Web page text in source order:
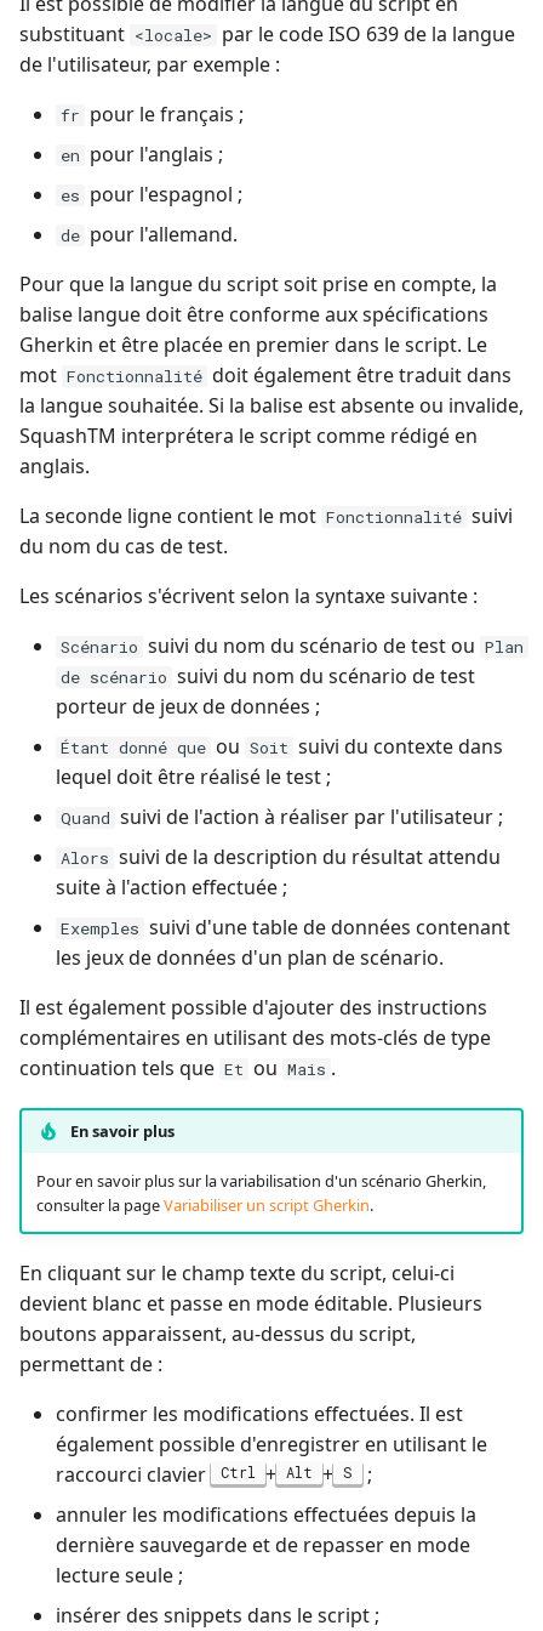
c
OpenID Connect
SAML
SCM Git
SquashTM Premium
Workflow
Xsquash4Jira
Xsquash
substituant <locale> par le code ISO 639 de la langue
de l'utilisateur, par exemple :
fr pour le français ;
en pour l'anglais ;
es pour l'espagnol ;
de pour l'allemand.
Pour que la langue du script soit prise en compte, la
balise langue doit être conforme aux spécifications
Gherkin et être placée en premier dans le script. Le
mot Fonctionnalité doit également être traduit dans
la langue souhaitée. Si la balise est absente ou invalide,
SquashTM interprétera le script comme rédigé en
anglais.
La seconde ligne contient le mot Fonctionnalité suivi
du nom du cas de test.
Les scénarios s'écrivent selon la syntaxe suivante :
Scénario suivi du nom du scénario de test ou Plan
de scénario suivi du nom du scénario de test
porteur de jeux de données ;
Étant donné que ou Soit suivi du contexte dans
lequel doit être réalisé le test ;
Quand suivi de l'action à réaliser par l'utilisateur ;
Alors suivi de la description du résultat attendu
suite à l'action effectuée ;
Exemples suivi d'une table de données contenant
les jeux de données d'un plan de scénario.
Il est également possible d'ajouter des instructions
complémentaires en utilisant des mots-clés de type
continuation tels que Et ou Mais .
En savoir plus
Pour en savoir plus sur la variabilisation d'un scénario Gherkin,
consulter la pageVariabiliser un script Gherkin.
En cliquant sur le champ texte du script, celui-ci
devient blanc et passe en mode éditable. Plusieurs
boutons apparaissent, au-dessus du script,
permettant de :
confirmer les modifications effectuées. Il est
également possible d'enregistrer en utilisant le
raccourci clavier Ctrl + Alt + S ;
annuler les modifications effectuées depuis la
dernière sauvegarde et de repasser en mode
lecture seule ;
insérer des snippets dans le script ;